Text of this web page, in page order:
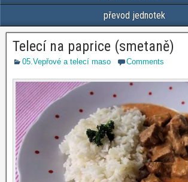
převod jednotek
Telecí na paprice (smetaně)
05.Vepřové a telecí maso Comments